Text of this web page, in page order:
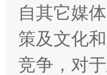
自其它媒
策及文化
竞争，对